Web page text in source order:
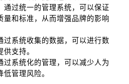
通过统一的管理系统，可以保证
量和标准，从而增强品牌的影响
过系统收集的数据，可以进行数
支持。
过系统化的管理，可以减少人为
管理风险。